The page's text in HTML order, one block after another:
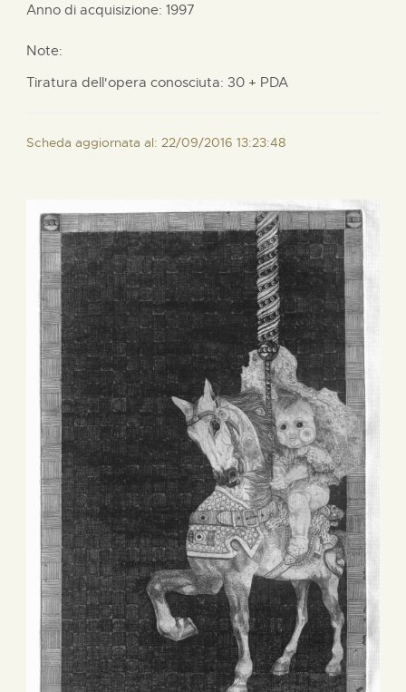
Anno di acquisizione: 1997
Note:
Tiratura dell'opera conosciuta: 30 + PDA
Scheda aggiornata al: 22/09/2016 13:23:48